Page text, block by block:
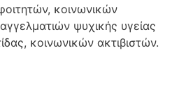
κοινωνικών
ψυχικής υγείας
κοινωνικών ακτιβιστών.